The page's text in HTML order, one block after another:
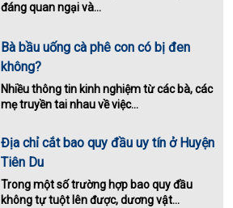
đáng quan ngại và...
Bà bầu uống cà phê con có bị đen
không?
Nhiều thông tin kinh nghiệm từ các bà, các
mẹ truyền tai nhau về việc...
Địa chỉ cắt bao quy đầu uy tín ở Huyện
Tiên Du
Trong một số trường hợp bao quy đầu
không tự tuột lên được, dương vật...